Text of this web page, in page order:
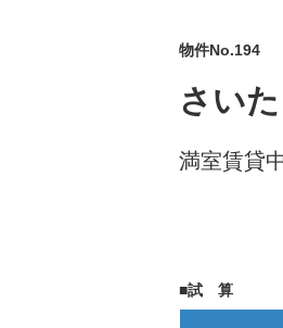
物件No.194
さい
満室賃貸
■試 算